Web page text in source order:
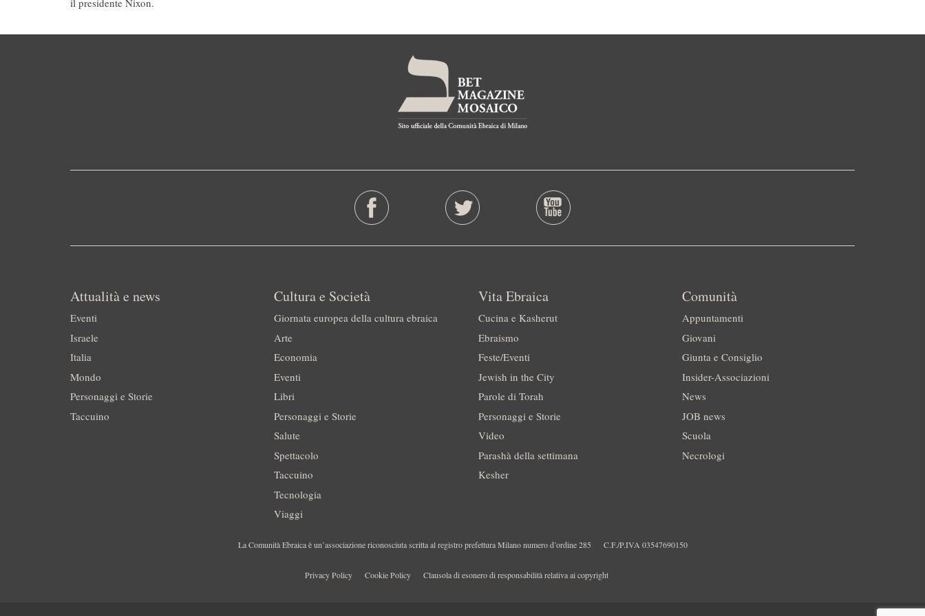
il presidente Nixon.
Attualità e news
Eventi
Israele
Italia
Mondo
Personaggi e Storie
Taccuino
Cultura e Società
Giornata europea della cultura ebraica
Arte
Economia
Eventi
Libri
Personaggi e Storie
Salute
Spettacolo
Taccuino
Tecnologia
Viaggi
Vita Ebraica
Cucina e Kasherut
Ebraismo
Feste/Eventi
Jewish in the City
Parole di Torah
Personaggi e Storie
Video
Parashà della settimana
Kesher
Comunità
Appuntamenti
Giovani
Giunta e Consiglio
Insider-Associazioni
News
JOB news
Scuola
Necrologi
La Comunità Ebraica è un’associazione riconosciuta scritta al registro prefettura Milano numero d’ordine 285 C.F./P.IVA 03547690150
Privacy Policy Cookie Policy Clausola di esonero di responsabilità relativa ai copyright